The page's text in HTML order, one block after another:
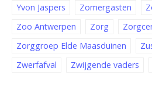
Yvon Jaspers
Zomergasten
Zoo Antwerpen
Zorg
Zorggroep Elde Maasduinen
Zwerfafval
Zwijgende vaders